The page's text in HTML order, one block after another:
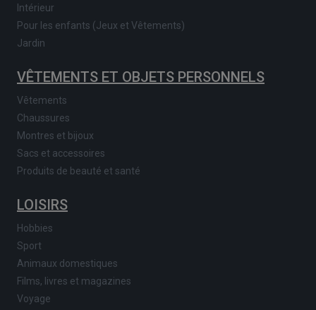
Intérieur
Pour les enfants (Jeux et Vêtements)
Jardin
VÊTEMENTS ET OBJETS PERSONNELS
Vêtements
Chaussures
Montres et bijoux
Sacs et accessoires
Produits de beauté et santé
LOISIRS
Hobbies
Sport
Animaux domestiques
Films, livres et magazines
Voyage